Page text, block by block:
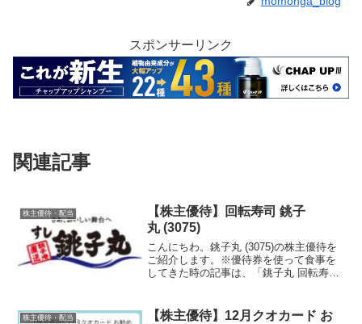
スポンサーリンク
関連記事
株主優待・配当
【株主優待】回転寿司 銚子
丸 (3075)
こんにちわ。銚子丸 (3075)の株主優待を
ご紹介します。※優待券を使って食事を
してきた時の記事は、「銚子丸 回転寿司
株主優待・配当
【株主優待】12月クオカード お